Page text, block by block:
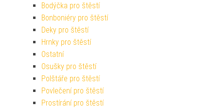
Bodýčka pro štěstí
Bonboniéry pro štěstí
Deky pro štěstí
Hrnky pro štěstí
Ostatní
Osušky pro štěstí
Polštáře pro štěstí
Povlečení pro štěstí
Prostírání pro štěstí